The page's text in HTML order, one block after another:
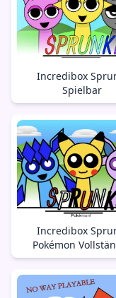
Incredibox
Spielbar
Incredibox
Pokémon